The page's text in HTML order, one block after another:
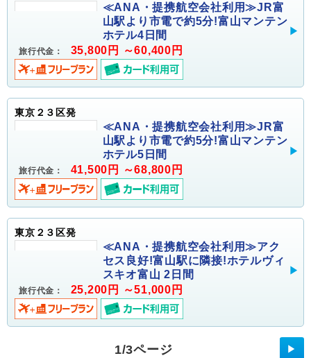
≪ANA・提携航空会社利用≫JR富
山駅より市電で約5分!富山マンテン
ホテル4日間
旅行代金： 35,800円 ～60,400円
東京２３区発
≪ANA・提携航空会社利用≫JR富
山駅より市電で約5分!富山マンテン
ホテル5日間
旅行代金： 41,500円 ～68,800円
東京２３区発
≪ANA・提携航空会社利用≫アク
セス良好!富山駅に隣接!ホテルヴィ
スキオ富山 2日間
旅行代金： 25,200円 ～51,000円
1/3ページ ▶